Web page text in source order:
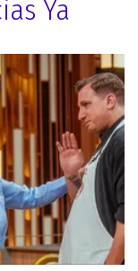
Ya